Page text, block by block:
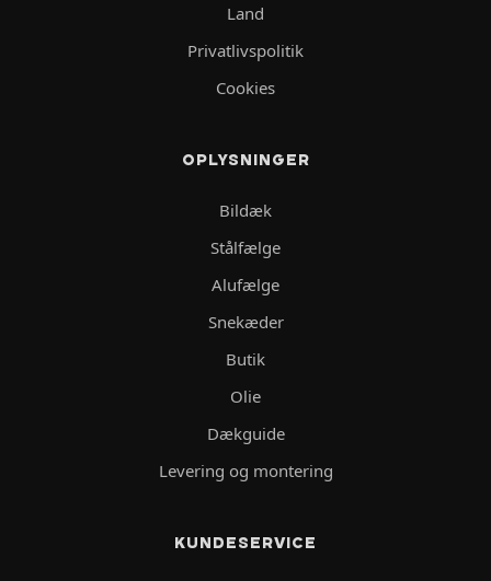
Land
Privatlivspolitik
Cookies
OPLYSNINGER
Bildæk
Stålfælge
Alufælge
Snekæder
Butik
Olie
Dækguide
Levering og montering
KUNDESERVICE